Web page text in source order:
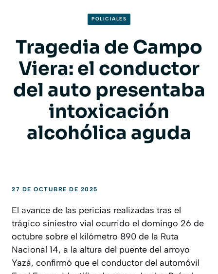
POLICIALES
Tragedia de Campo
Viera: el conductor
del auto presentaba
intoxicación
alcohólica aguda
27 DE OCTUBRE DE 2025
El avance de las pericias realizadas tras el
trágico siniestro vial ocurrido el domingo 26 de
octubre sobre el kilómetro 890 de la Ruta
Nacional 14, a la altura del puente del arroyo
Yazá, confirmó que el conductor del automóvil